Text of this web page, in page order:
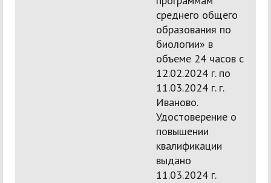
среднего общего
образования по
биологии» в
объеме 24 часов с
12.02.2024 г. по
11.03.2024 г. г.
Иваново.
Удостоверение о
повышении
квалификации
выдано
11.03.2024 г.